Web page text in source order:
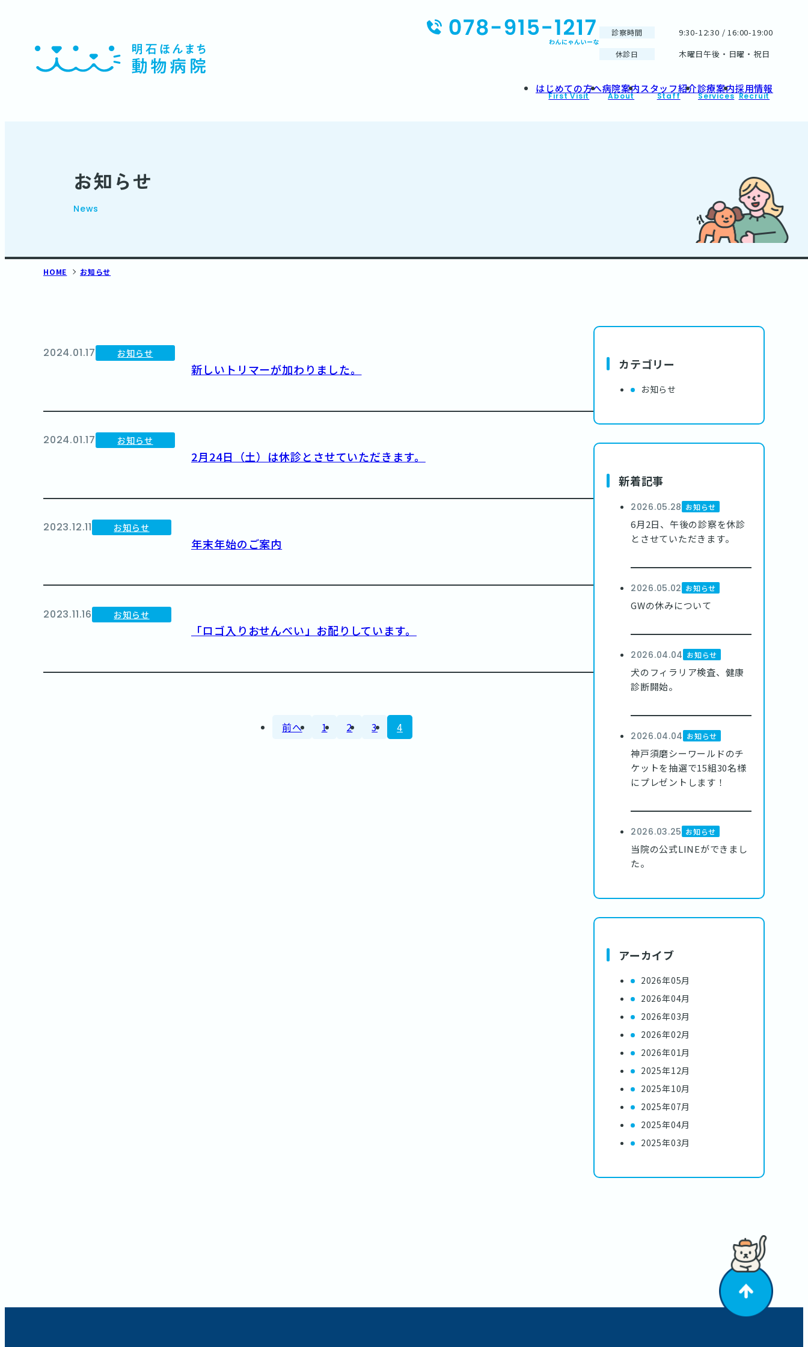
診察時間 9:30-12:30 / 16:00-19:00
休診日 木曜日午後・日曜・祝日
はじめての方へ
First Visit
病院案内
About
スタッフ紹介
Staff
診療案内
Services
採用情報
Recruit
お知らせ
News
HOME お知らせ
2024.01.17 お知らせ
新しいトリマーが加わりました。
2024.01.17 お知らせ
2月24日（土）は休診とさせていただきます。
2023.12.11 お知らせ
年末年始のご案内
2023.11.16 お知らせ
「ロゴ入りおせんべい」お配りしています。
前へ 1 2 3 4
カテゴリー
お知らせ
新着記事
2026.05.28 お知らせ
6月2日、午後の診察を休診
とさせていただきます。
2026.05.02 お知らせ
GWの休みについて
2026.04.04 お知らせ
犬のフィラリア検査、健康
診断開始。
2026.04.04 お知らせ
神戸須磨シーワールドのチ
ケットを抽選で15組30名様
にプレゼントします！
2026.03.25 お知らせ
当院の公式LINEができまし
た。
アーカイブ
2026年05月
2026年04月
2026年03月
2026年02月
2026年01月
2025年12月
2025年10月
2025年07月
2025年04月
2025年03月